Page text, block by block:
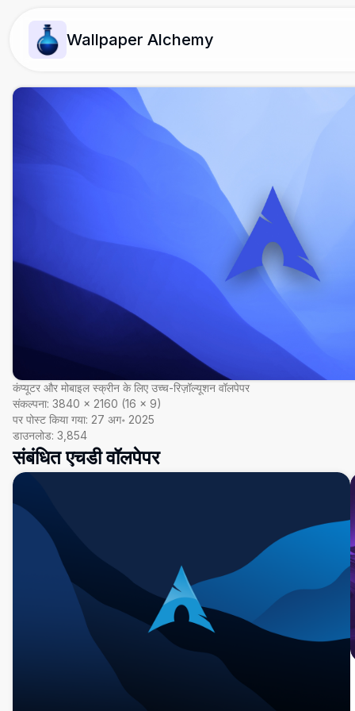
Wallpaper Alchemy
कंप्यूटर और मोबाइल स्क्रीन के लिए उच्च-रिज़ॉल्यूशन वॉलपेपर
संकल्पना: 3840 × 2160 (16 × 9)
पर पोस्ट किया गया: 27 अग॰ 2025
डाउनलोड: 3,854
संबंधित एचडी वॉलपेपर